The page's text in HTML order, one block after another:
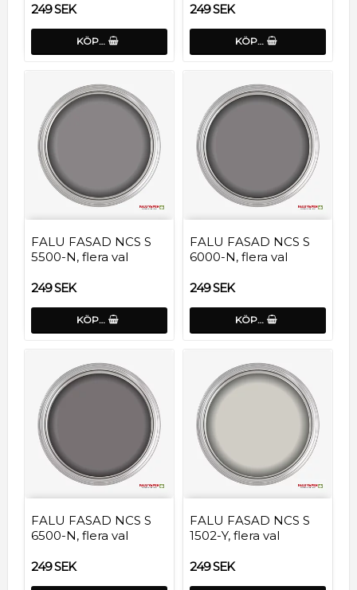
249 SEK
KÖP…
249 SEK
KÖP…
FALU FASAD NCS S
5500-N, flera val
249 SEK
KÖP…
FALU FASAD NCS S
6000-N, flera val
249 SEK
KÖP…
FALU FASAD NCS S
6500-N, flera val
249 SEK
FALU FASAD NCS S
1502-Y, flera val
249 SEK